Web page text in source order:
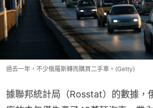
過去一年，不少俄羅斯轉而購買二手車。(Getty)
據聯邦統計局（Rosstat）的數據，